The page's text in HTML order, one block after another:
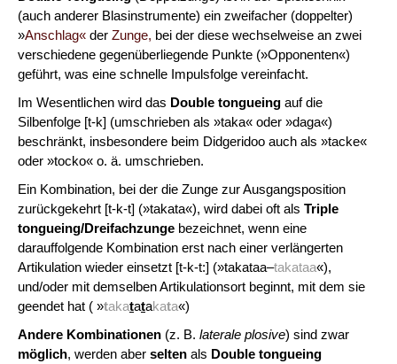
(auch anderer Blasinstrumente) ein zweifacher (doppelter)
»Anschlag« der Zunge, bei der diese wechselweise an zwei
verschiedene gegenüberliegende Punkte (»Opponenten«)
geführt, was eine schnelle Impulsfolge vereinfacht.
Im Wesentlichen wird das Double tongueing auf die
Silbenfolge [t-k] (umschrieben als »taka« oder »daga«)
beschränkt, insbesondere beim Didgeridoo auch als »tacke«
oder »tocko« o. ä. umschrieben.
Ein Kombination, bei der die Zunge zur Ausgangsposition
zurückgekehrt [t-k-t] (»takata«), wird dabei oft als Triple
tongueing/Dreifachzunge bezeichnet, wenn eine
darauffolgende Kombination erst nach einer verlängerten
Artikulation wieder einsetzt [t-k-t:] (»takataa–takataa«),
und/oder mit demselben Artikulationsort beginnt, mit dem sie
geendet hat ( »takatatakata«)
Andere Kombinationen (z. B. laterale plosive) sind zwar
möglich, werden aber selten als Double tongueing